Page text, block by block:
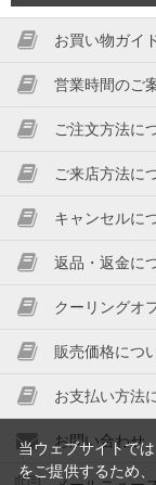
お買い物ガイ
営業時間のご
ご注文方法に
ご来店方法に
キャンセルに
返品・返金に
クーリングオ
販売価格につ
お支払い方法
お問い合わせ
当ウェブサイトで
をご提供するため